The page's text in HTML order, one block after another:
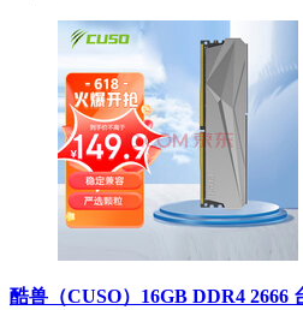
酷兽（CUSO）16GB DDR4 2666